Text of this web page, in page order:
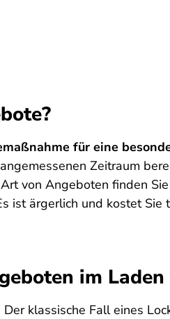
für eine
Zeitraum
von Angeboten finden
ist ärgerlich und kostet
im
Der klassische Fall eines